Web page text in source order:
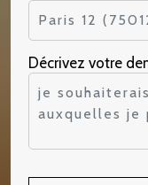
Décrivez votre